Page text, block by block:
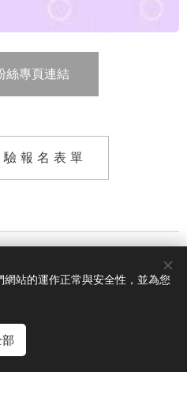
絲專頁連結
報 名 表 單
站的運作正常與安全性，並為您